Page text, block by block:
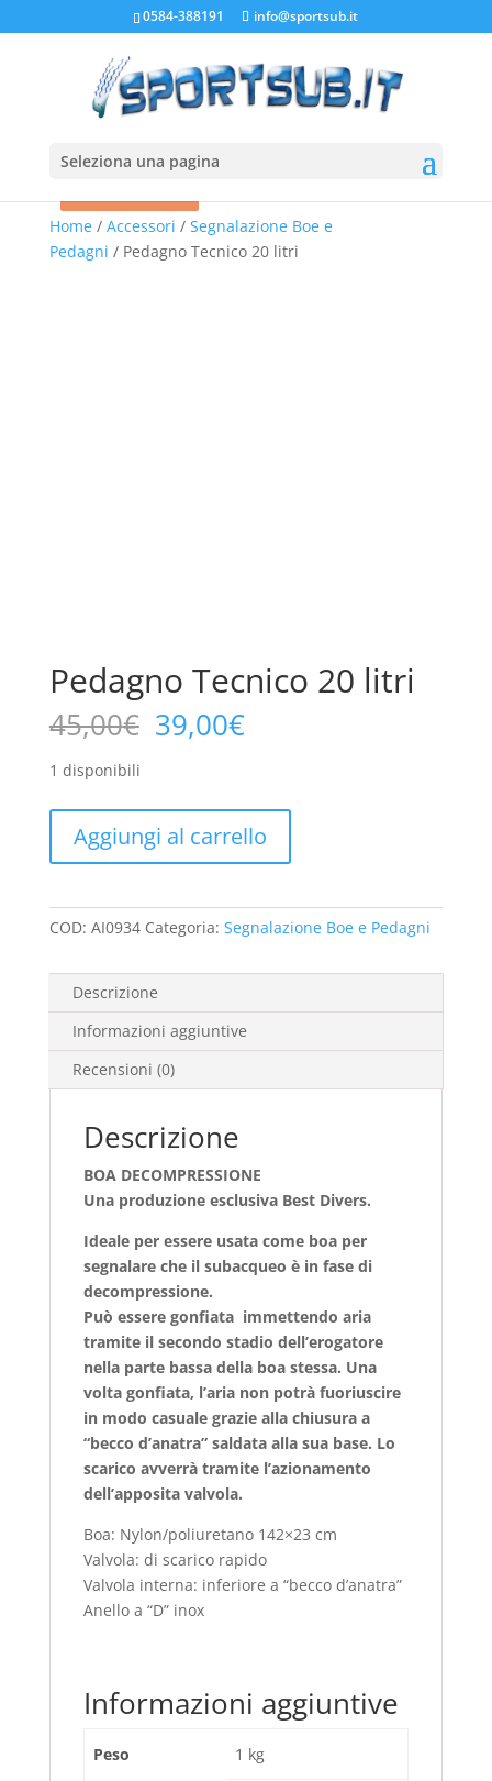
0584-388191 info@sportsub.it
Seleziona una pagina
Home/ Accessori / Segnalazione Boe e
Pedagni / Pedagno Tecnico 20 litri
In offerta!
Pedagno Tecnico 20 litri
45,00€ Il
prezzo
era:
45,00€.
39,00€Il
prezzo
è:
39,00€.
1 disponibili
Tecnico
quantità
Aggiungi al carrello
COD: AI0934 Categoria: Segnalazione Boe e Pedagni
Descrizione
Informazioni aggiuntive
Recensioni (0)
Descrizione
BOA DECOMPRESSIONE
Una produzione esclusiva Best Divers.
Ideale per essere usata come boa per
segnalare che il subacqueo è in fase di
decompressione.
Può essere gonfiata immettendo aria
tramite il secondo stadio dell’erogatore
nella parte bassa della boa stessa. Una
volta gonfiata, l’aria non potrà fuoriuscire
in modo casuale grazie alla chiusura a
“becco d’anatra” saldata alla sua base. Lo
scarico avverrà tramite l’azionamento
dell’apposita valvola.
Boa: Nylon/poliuretano 142×23 cm
Valvola: di scarico rapido
Valvola interna: inferiore a “becco d’anatra”
Anello a “D” inox
Informazioni aggiuntive
Peso 1 kg